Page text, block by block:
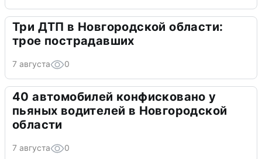
Три ДТП в Новгородской области:
трое пострадавших
7 августа 0
40 автомобилей конфисковано у
пьяных водителей в Новгородской
области
7 августа 0